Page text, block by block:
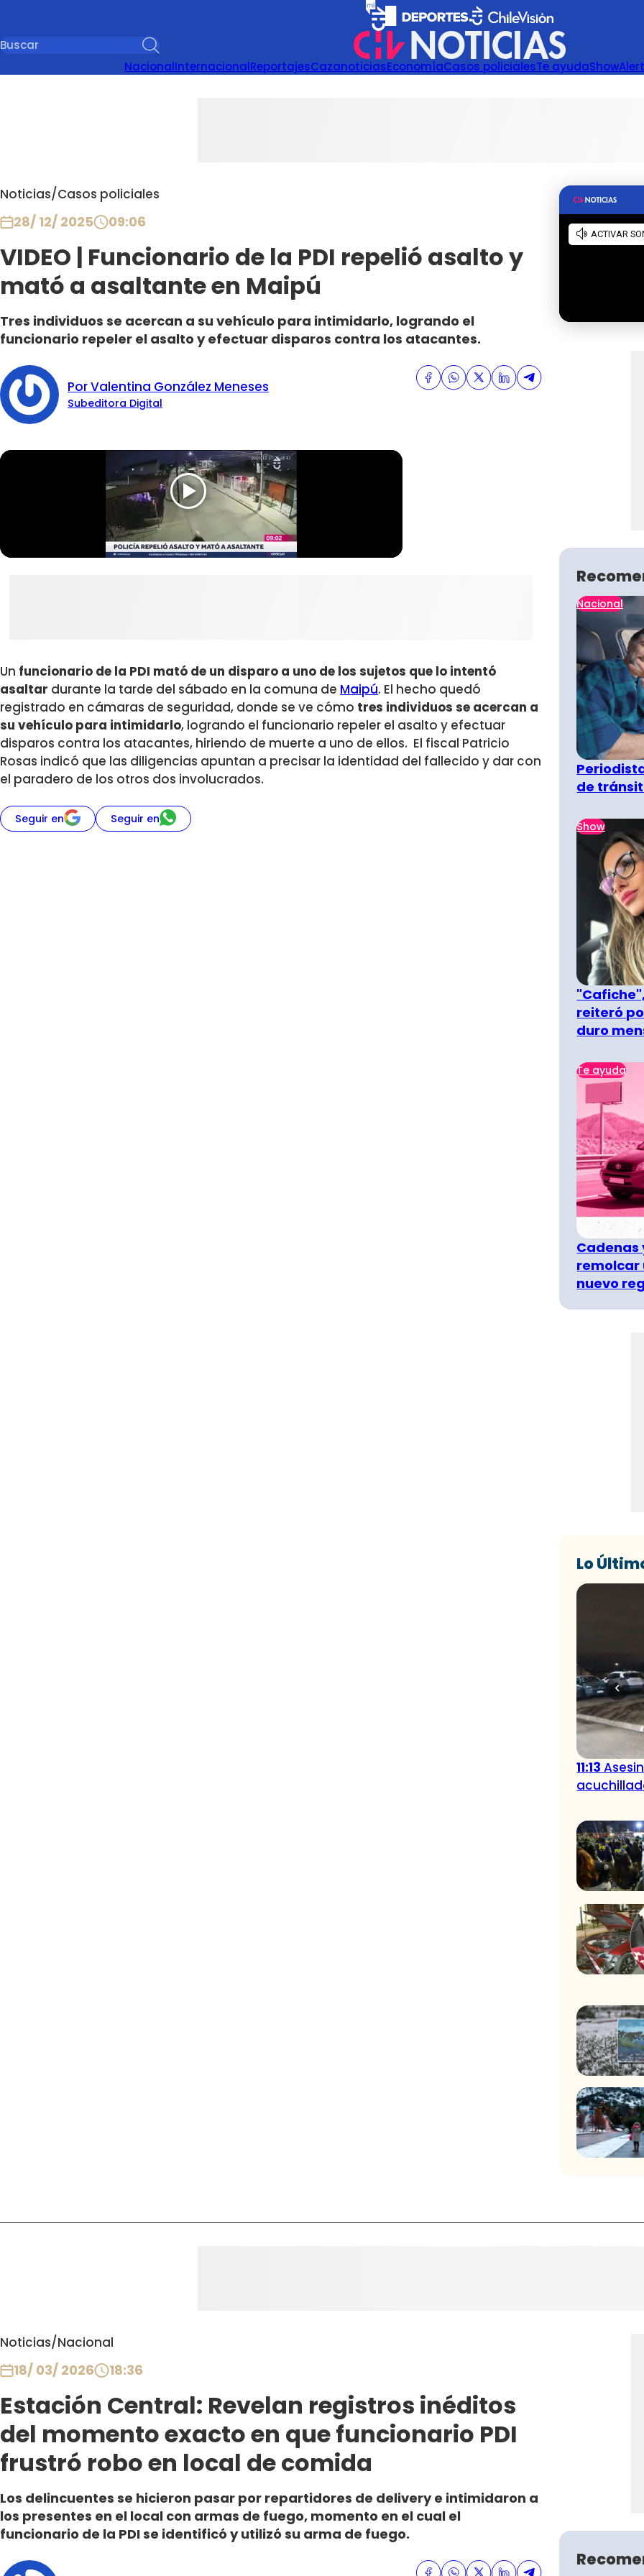
NacionalInternacionalReportajesCazanoticiasEconomíaCasos policialesTe ayudaShow
Noticias/Casos policiales
28/ 12/ 2025 09:06
VIDEO | Funcionario de la PDI repelió asalto y
mató a asaltante en Maipú
Tres individuos se acercan a su vehículo para intimidarlo, logrando el
funcionario repeler el asalto y efectuar disparos contra los atacantes.
Por Valentina González Meneses
Subeditora Digital
Un funcionario de la PDI mató de un disparo a uno de los sujetos que lo intentó
asaltar durante la tarde del sábado en la comuna de Maipú. El hecho quedó
registrado en cámaras de seguridad, donde se ve cómo tres individuos se acercan a
su vehículo para intimidarlo, logrando el funcionario repeler el asalto y efectuar
disparos contra los atacantes, hiriendo de muerte a uno de ellos. El fiscal Patricio
Rosas indicó que las diligencias apuntan a precisar la identidad del fallecido y dar con
el paradero de los otros dos involucrados.
Seguir en Seguir en
Nacional
de
Show
reiteró
duro
Te ayuda
Cadenas
remolcar
nuevo
Lo
11:13
Noticias/Nacional
18/ 03/ 2026 18:36
Estación Central: Revelan registros inéditos
del momento exacto en que funcionario PDI
frustró robo en local de comida
Los delincuentes se hicieron pasar por repartidores de delivery e intimidaron a
los presentes en el local con armas de fuego, momento en el cual el
funcionario de la PDI se identificó y utilizó su arma de fuego.